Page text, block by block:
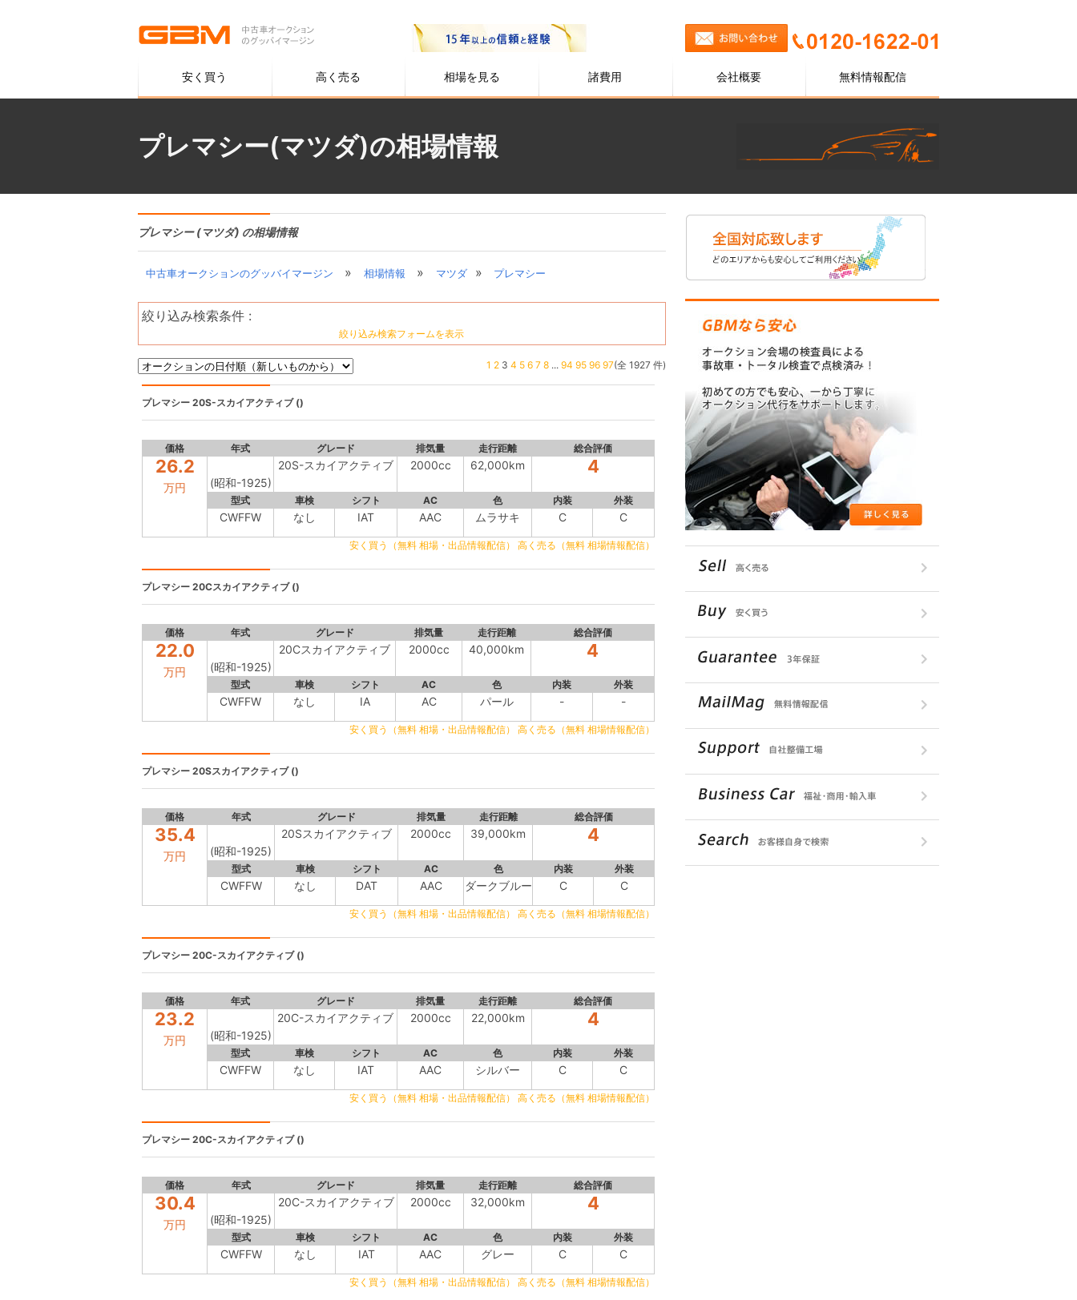
安く買う 高く売る 相場を見る 諸費用 会社概要 無料情報配信
プレマシー(マツダ)の相場情報
プレマシー (マツダ) の相場情報
中古車オークションのグッバイマージン » 相場情報 » マツダ » プレマシー
絞り込み検索条件 :
絞り込み検索フォームを表示
1 23 4 5 6 7 8... 94 95 96 97(全 1927 件)
プレマシー 20S-スカイアクティブ ()
価格 年式 グレード 排気量 走行距離 総合評価
26.2
万円 (昭和-1925)
20S-スカイアクティブ 2000cc 62,000km 4
型式 車検 シフト AC 色 内装 外装
CWFFW なし IAT AAC ムラサキ C C
安く買う（無料 相場・出品情報配信） 高く売る（無料 相場情報配信）
プレマシー 20Cスカイアクティブ ()
価格 年式 グレード 排気量 走行距離 総合評価
22.0
万円 (昭和-1925)
20Cスカイアクティブ 2000cc 40,000km 4
型式 車検 シフト AC 色 内装 外装
CWFFW なし IA AC パール - -
安く買う（無料 相場・出品情報配信） 高く売る（無料 相場情報配信）
プレマシー 20Sスカイアクティブ ()
価格 年式 グレード 排気量 走行距離 総合評価
35.4
万円 (昭和-1925)
20Sスカイアクティブ 2000cc 39,000km 4
型式 車検 シフト AC 色 内装 外装
CWFFW なし DAT AAC ダークブルー C C
安く買う（無料 相場・出品情報配信） 高く売る（無料 相場情報配信）
プレマシー 20C-スカイアクティブ ()
価格 年式 グレード 排気量 走行距離 総合評価
23.2
万円 (昭和-1925)
20C-スカイアクティブ 2000cc 22,000km 4
型式 車検 シフト AC 色 内装 外装
CWFFW なし IAT AAC シルバー C C
安く買う（無料 相場・出品情報配信） 高く売る（無料 相場情報配信）
プレマシー 20C-スカイアクティブ ()
価格 年式 グレード 排気量 走行距離 総合評価
30.4
万円 (昭和-1925)
20C-スカイアクティブ 2000cc 32,000km 4
型式 車検 シフト AC 色 内装 外装
CWFFW なし IAT AAC グレー C C
安く買う（無料 相場・出品情報配信） 高く売る（無料 相場情報配信）